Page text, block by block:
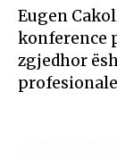
Eugen
konference
zgjedhor